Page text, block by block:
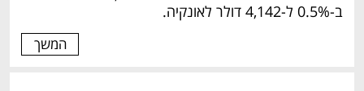
ב-0.5% ל-4,142 דולר לאונקיה.
המשך